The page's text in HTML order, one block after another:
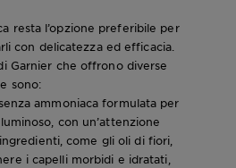
resta l’opzione preferibile per
con delicatezza ed efficacia.
Garnier che offrono diverse
sono:
ammoniaca formulata per
con un’attenzione
come gli oli di fiori,
i capelli morbidi e idratati,